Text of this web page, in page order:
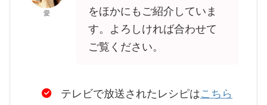
愛
をほかにもご紹介していま
す。よろしければ合わせて
ご覧ください。
テレビで放送されたレシピはこちら